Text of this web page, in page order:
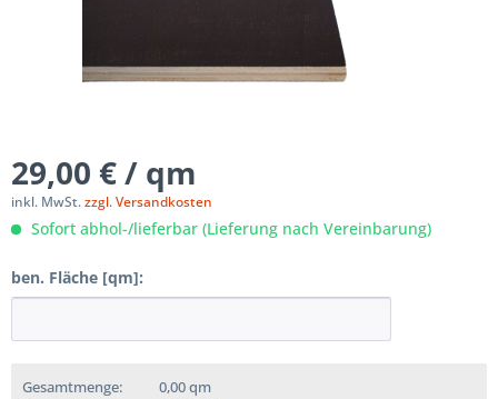
29,00 € / qm
inkl. MwSt.zzgl. Versandkosten
Sofort abhol-/lieferbar (Lieferung nach Vereinbarung)
ben. Fläche [qm]:
Gesamtmenge: 0,00qm